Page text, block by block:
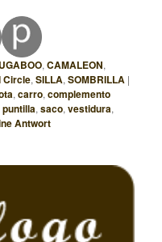
,CAMALEON,
Circle,SILLA,SOMBRILLA |
,carro,complemento
puntilla,saco,vestidura,
Antwort